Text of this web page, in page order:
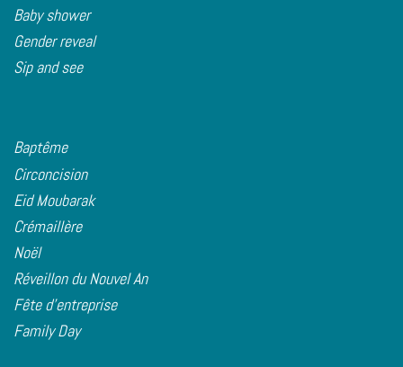
Baby shower
Gender reveal
Sip and see
Baptême
Circoncision
Eid Moubarak
Crémaillère
Noël
Réveillon du Nouvel An
Fête d'entreprise
Family Day